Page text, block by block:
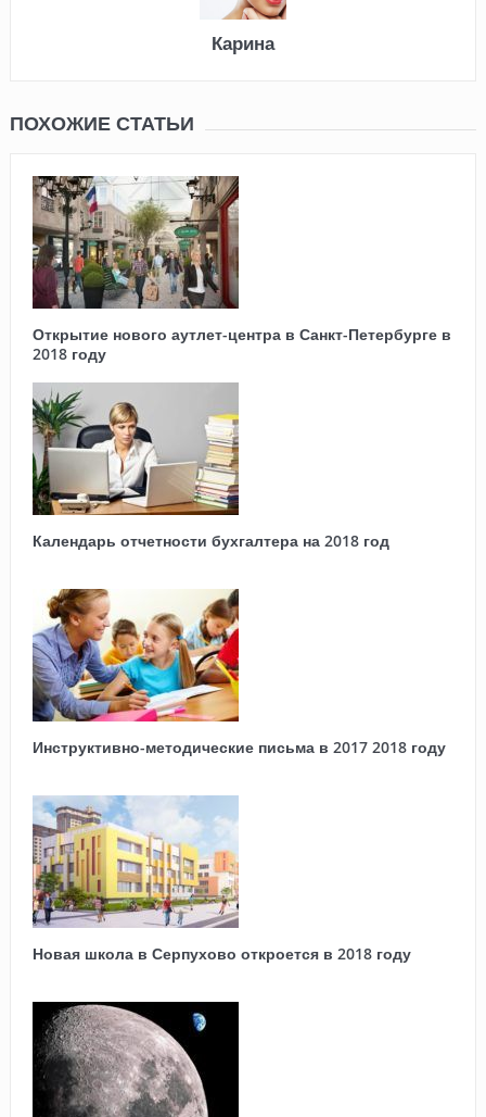
Карина
ПОХОЖИЕ СТАТЬИ
Открытие нового аутлет-центра в Санкт-Петербурге в
2018 году
Календарь отчетности бухгалтера на 2018 год
Инструктивно-методические письма в 2017 2018 году
Новая школа в Серпухово откроется в 2018 году